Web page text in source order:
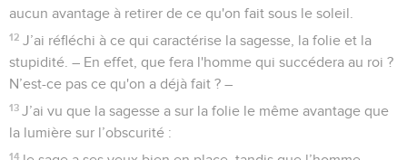
aucun avantage à retirer de ce qu'on fait sous le soleil.
12 J’ai réfléchi à ce qui caractérise la sagesse, la folie et la
stupidité. – En effet, que fera l'homme qui succédera au roi ?
N’est-ce pas ce qu'on a déjà fait ? –
13 J’ai vu que la sagesse a sur la folie le même avantage que
la lumière sur l’obscurité :
14